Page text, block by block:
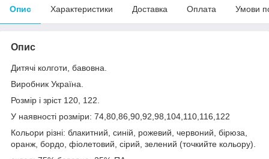
Опис Характеристики Доставка Оплата Умови
Опис
Дитячі колготи, бавовна.
Виробник Україна.
Розмір і зріст 120, 122.
У наявності розміри: 74,80,86,90,92,98,104,110,116,122
Кольори різні: блакитний, синій, рожевий, червоний, бірюза,
оранж, бордо, фіолетовий, сірий, зелений (точкийте кольору).